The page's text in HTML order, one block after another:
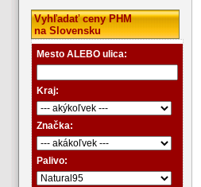
Vyhľadať ceny PHM
na Slovensku
Mesto ALEBO ulica:
Kraj:
Značka:
Palivo: